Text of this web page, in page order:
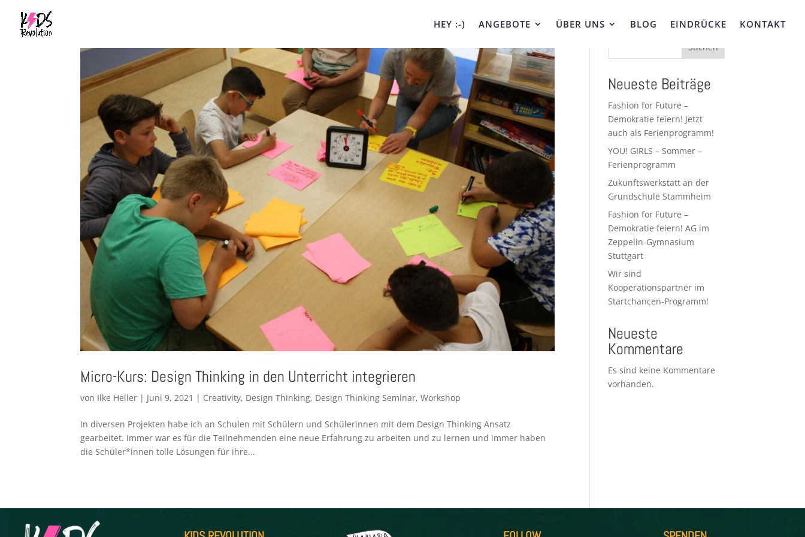
HEY :-) ANGEBOTE ÜBER UNS BLOG EINDRÜCKE KONTAKT
Micro-Kurs: Design Thinking in den Unterricht integrieren
von Ilke Heller | Juni 9, 2021 | Creativity, Design Thinking, Design Thinking Seminar,Workshop
In diversen Projekten habe ich an Schulen mit Schülern und Schülerinnen mit dem Design Thinking Ansatz
gearbeitet. Immer war es für die Teilnehmenden eine neue Erfahrung zu arbeiten und zu lernen und immer haben
die Schüler*innen tolle Lösungen für ihre...
Suchen
Neueste Beiträge
Fashion for Future –
Demokratie feiern! Jetzt
auch als Ferienprogramm!
YOU! GIRLS – Sommer –
Ferienprogramm
Zukunftswerkstatt an der
Grundschule Stammheim
Fashion for Future –
Demokratie feiern! AG im
Zeppelin-Gymnasium
Stuttgart
Wir sind
Kooperationspartner im
Startchancen-Programm!
Neueste
Kommentare
Es sind keine Kommentare
vorhanden.